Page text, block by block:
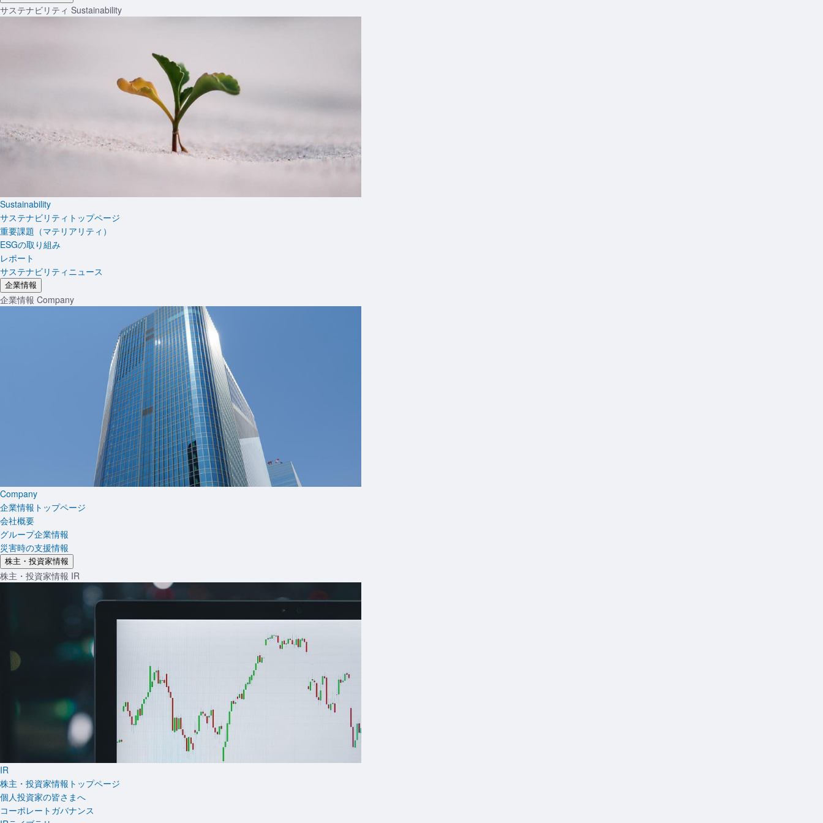
サステナビリティ Sustainability
Sustainability
サステナビリティトップページ
重要課題（マテリアリティ）
ESGの取り組み
レポート
サステナビリティニュース
企業情報
企業情報 Company
Company
企業情報トップページ
会社概要
グループ企業情報
災害時の支援情報
株主・投資家情報
株主・投資家情報 IR
IR
株主・投資家情報トップページ
個人投資家の皆さまへ
コーポレートガバナンス